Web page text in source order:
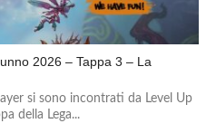
2026 – Tappa 3 – La
si sono incontrati da Level Up
della Lega...